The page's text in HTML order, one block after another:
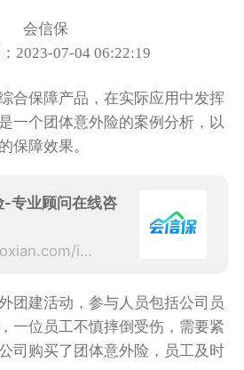
会信保
2023-07-04 06:22:19
合保障产品，在实际应用中发挥
一个团体意外险的案例分析，以
保障效果。
专业顾问在线咨
https://app.hxbaoxian.com/insurance?p=1&l=20&t=6&c=0&sourceType=web
团建活动，参与人员包括公司员
一位员工不慎摔倒受伤，需要紧
司购买了团体意外险，员工及时